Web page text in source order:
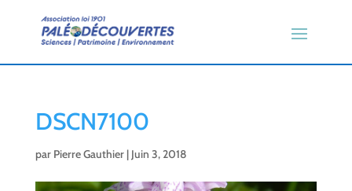
DSCN7100
par Pierre Gauthier| Juin 3, 2018